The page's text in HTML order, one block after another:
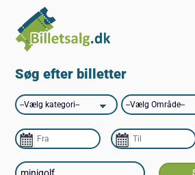
Søg efter billetter